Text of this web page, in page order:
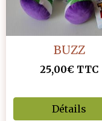
BUZZ
25,00€ TTC
Détails